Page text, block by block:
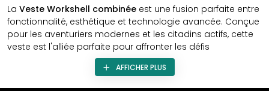
La Veste Workshell combinée est une fusion parfaite entre
fonctionnalité, esthétique et technologie avancée. Conçue
pour les aventuriers modernes et les citadins actifs, cette
veste est l'alliée parfaite pour affronter les défis
météorologiques tout en restant élégant.
AFFICHER PLUS